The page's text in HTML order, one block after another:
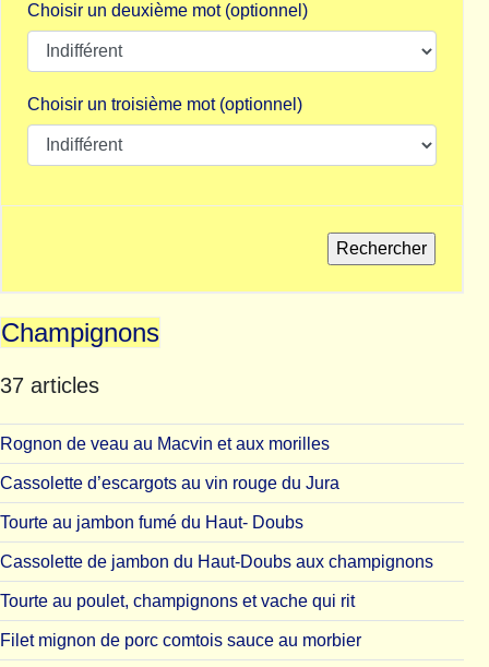
Choisir un deuxième mot (optionnel)
Choisir un troisième mot (optionnel)
Champignons
37 articles
Rognon de veau au Macvin et aux morilles
Cassolette d’escargots au vin rouge du Jura
Tourte au jambon fumé du Haut- Doubs
Cassolette de jambon du Haut-Doubs aux champignons
Tourte au poulet, champignons et vache qui rit
Filet mignon de porc comtois sauce au morbier